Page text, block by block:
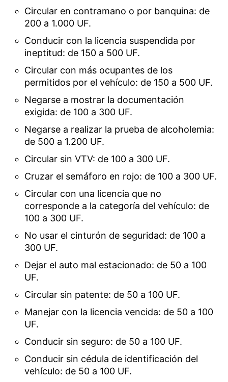
Circular en contramano o por banquina: de
200 a 1.000 UF.
Conducir con la licencia suspendida por
ineptitud: de 150 a 500 UF.
Circular con más ocupantes de los
permitidos por el vehículo: de 150 a 500 UF.
Negarse a mostrar la documentación
exigida: de 100 a 300 UF.
Negarse a realizar la prueba de alcoholemia:
de 500 a 1.200 UF.
Circular sin VTV: de 100 a 300 UF.
Cruzar el semáforo en rojo: de 100 a 300 UF.
Circular con una licencia que no
corresponde a la categoría del vehículo: de
100 a 300 UF.
No usar el cinturón de seguridad: de 100 a
300 UF.
Dejar el auto mal estacionado: de 50 a 100
UF.
Circular sin patente: de 50 a 100 UF.
Manejar con la licencia vencida: de 50 a 100
UF.
Conducir sin seguro: de 50 a 100 UF.
Conducir sin cédula de identificación del
vehículo: de 50 a 100 UF.